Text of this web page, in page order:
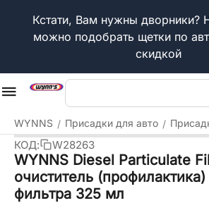
Кстати, Вам нужны дворники?
можно подобрать щетки по
скидкой
WYNNS / Присадки для авто /
КОД: W28263
WYNNS Diesel Particulate
очиститель
фильтра 325 мл